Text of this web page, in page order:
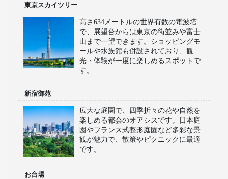
東京スカイツリー
高さ634メートルの世界有数の電波塔
で、展望台からは東京の街並みや富士
山まで一望できます。ショッピングモ
ールや水族館も併設されており、観
光・体験が一度に楽しめるスポットで
す。
新宿御苑
広大な庭園で、四季折々の花や自然を
楽しめる都会のオアシスです。日本庭
園やフランス式整形庭園など多彩な景
観が魅力で、散策やピクニックに最適
です。
お台場